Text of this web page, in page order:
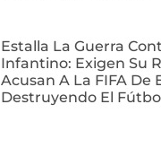
Estalla La Guerra
Infantino: Exigen Su
Acusan A La FIFA De
Destruyendo El Fútbol